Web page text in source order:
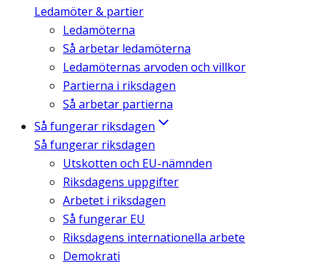
Ledamöter & partier
Ledamöterna
Så arbetar ledamöterna
Ledamöternas arvoden och villkor
Partierna i riksdagen
Så arbetar partierna
Så fungerar riksdagen
Så fungerar riksdagen
Utskotten och EU-nämnden
Riksdagens uppgifter
Arbetet i riksdagen
Så fungerar EU
Riksdagens internationella arbete
Demokrati